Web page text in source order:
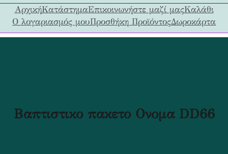
ή
τ
η
ΑρχικήΚατάστημαΕπικοινωνήστε μαζί μαςΚαλάθι
Ο λογαριασμός μουΠροσθήκη ΠροϊόντοςΔωροκάρτα
Βαπτιστικο πακετο Ονομα DD66